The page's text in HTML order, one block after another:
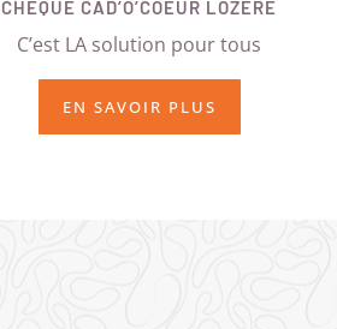
CHÈQUE CAD’O’COEUR LOZÈRE
C’est LA solution pour tous
EN SAVOIR PLUS